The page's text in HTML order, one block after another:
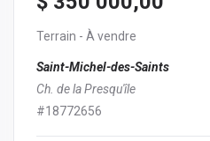
Terrain - À vendre
Saint-Michel-des-Saints
Ch. de la Presqu'île
#18772656